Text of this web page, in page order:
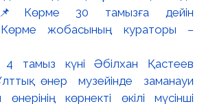
тамыз күні Әбілхан Қастеев
өнер музейінде заманауи
өнерінің көрнекті өкілі мүсінші